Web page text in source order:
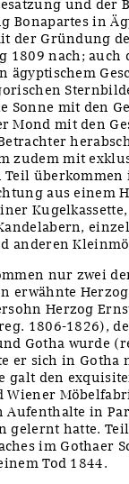
und der
Bonapartes in
der Gründung
1809 nach; auch
ägyptischem
Sonne mit den
Mond mit den
zudem mit
Teil
aus einem
anderen
nur zwei
erwähnte
Herzog
1806-1826),
Gotha wurde
er sich in Gotha
galt den
Wiener
Aufenthalte in
gelernt hatte.
im Gothaer
Tod 1844.